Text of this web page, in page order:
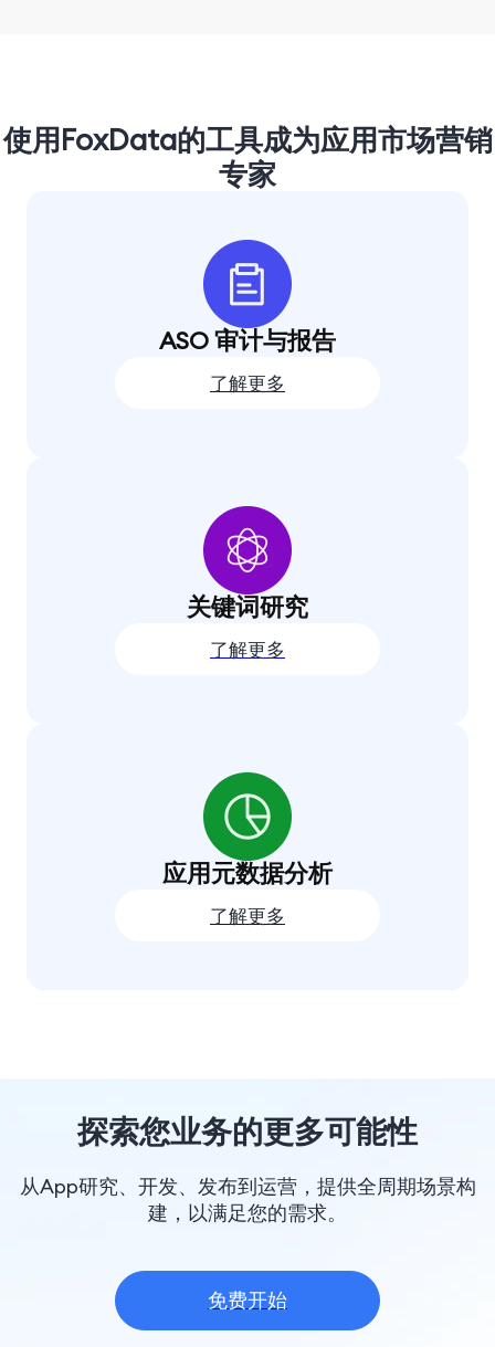
使用FoxData的工具成为应用市场营销
专家
ASO 审计与报告
了解更多
关键词研究
了解更多
应用元数据分析
了解更多
探索您业务的更多可能性
从App研究、开发、发布到运营，提供全周期场景构
建，以满足您的需求。
免费开始